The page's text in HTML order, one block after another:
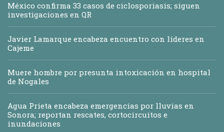
México confirma 33 casos de ciclosporiasis; siguen
investigaciones en QR
Javier Lamarque encabeza encuentro con líderes en
Cajeme
Muere hombre por presunta intoxicación en hospital
de Nogales
Agua Prieta encabeza emergencias por lluvias en
Sonora; reportan rescates, cortocircuitos e
inundaciones